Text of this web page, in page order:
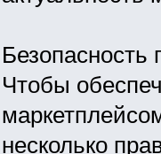
Безопасность
Чтобы
несколько